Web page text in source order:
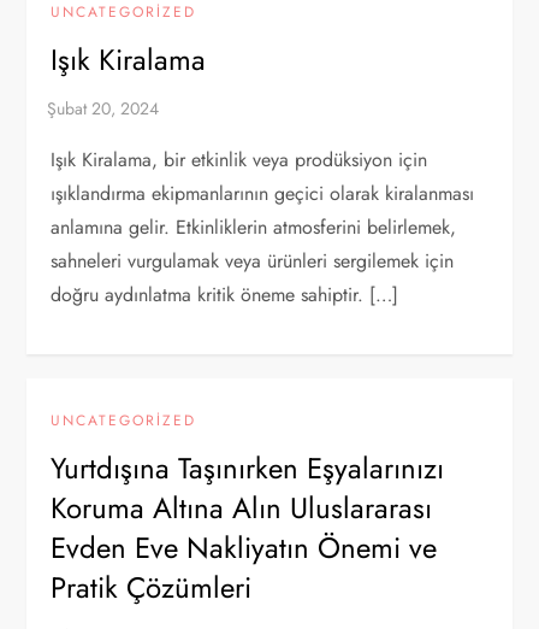
UNCATEGORIZED
Işık Kiralama
Işık Kiralama, bir etkinlik veya prodüksiyon için
ışıklandırma ekipmanlarının geçici olarak kiralanması
anlamına gelir. Etkinliklerin atmosferini belirlemek,
sahneleri vurgulamak veya ürünleri sergilemek için
doğru aydınlatma kritik öneme sahiptir. […]
UNCATEGORIZED
Yurtdışına Taşınırken Eşyalarınızı
Koruma Altına Alın Uluslararası
Evden Eve Nakliyatın Önemi ve
Pratik Çözümleri